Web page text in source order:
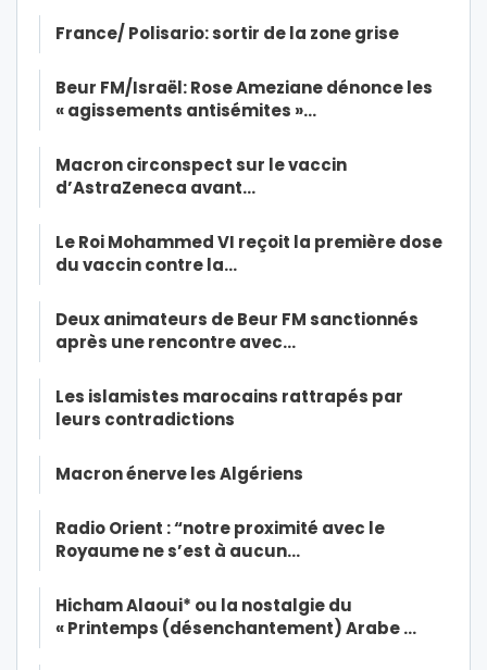
France/ Polisario: sortir de la zone grise
Beur FM/Israël: Rose Ameziane dénonce les
« agissements antisémites »…
Macron circonspect sur le vaccin
d’AstraZeneca avant…
Le Roi Mohammed VI reçoit la première dose
du vaccin contre la…
Deux animateurs de Beur FM sanctionnés
après une rencontre avec…
Les islamistes marocains rattrapés par
leurs contradictions
Macron énerve les Algériens
Radio Orient : “notre proximité avec le
Royaume ne s’est à aucun…
Hicham Alaoui* ou la nostalgie du
« Printemps (désenchantement) Arabe …